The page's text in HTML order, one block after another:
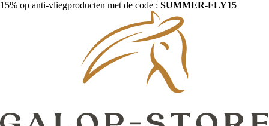
15% op anti-vliegproducten met de code : SUMMER-FLY15